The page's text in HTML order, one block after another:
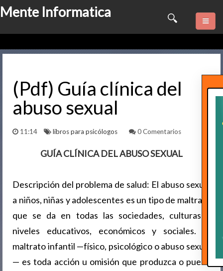
Mente Informatica
Quienes somos
Psicologia
Consulta Online
Software
Marketing
Contactame
(Pdf) Guía clínica del
abuso sexual
11:14 libros para psicólogos 0 Comentarios
GUÍA CLÍNICA DEL ABUSO SEXUAL
Descripción del problema de salud: El abuso sexual
a niños, niñas y adolescentes es un tipo de maltrato
que se da en todas las sociedades, culturas y
niveles educativos, económicos y sociales. El
maltrato infantil —físico, psicológico o abuso sexual
— es toda acción u omisión que produzca o pueda